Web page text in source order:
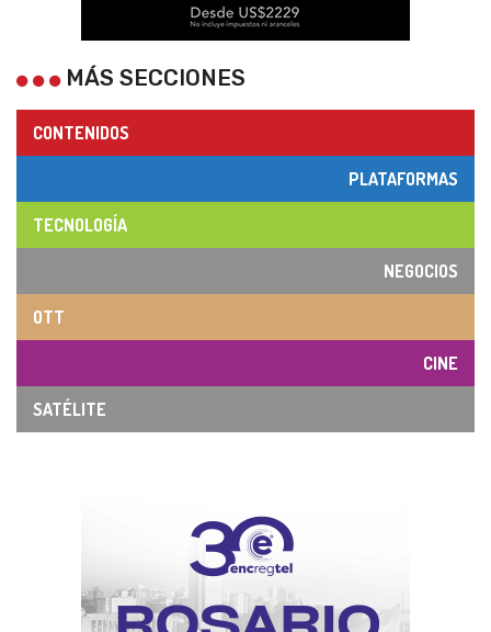
MÁS SECCIONES
CONTENIDOS
PLATAFORMAS
TECNOLOGÍA
NEGOCIOS
OTT
CINE
SATÉLITE